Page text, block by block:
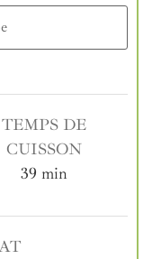
TEMPS DE
CUISSON
39 min